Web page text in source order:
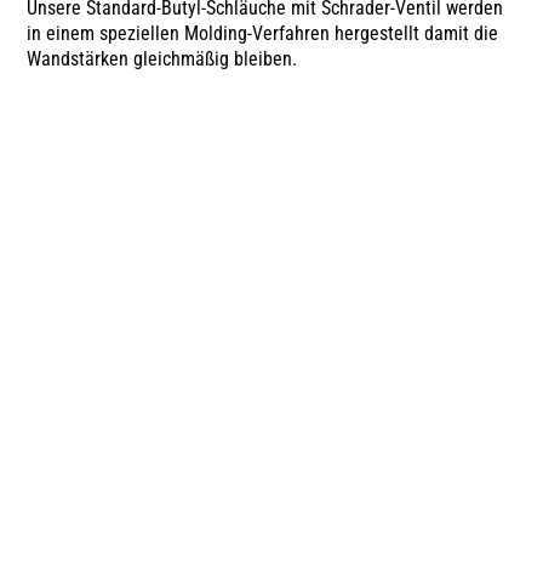
Unsere Standard-Butyl-Schläuche mit Schrader-Ventil werden
in einem speziellen Molding-Verfahren hergestellt damit die
Wandstärken gleichmäßig bleiben.